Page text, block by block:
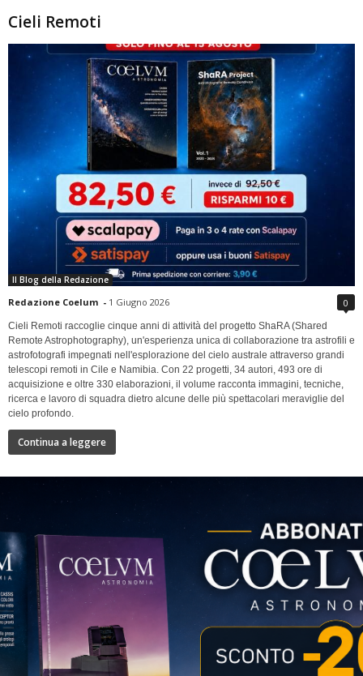
Cieli Remoti
Il Blog della Redazione
Redazione Coelum - 1 Giugno 2026 0
Cieli Remoti raccoglie cinque anni di attività del progetto ShaRA (Shared
Remote Astrophotography), un'esperienza unica di collaborazione tra astrofili e
astrofotografi impegnati nell'esplorazione del cielo australe attraverso grandi
telescopi remoti in Cile e Namibia. Con 22 progetti, 34 autori, 493 ore di
acquisizione e oltre 330 elaborazioni, il volume racconta immagini, tecniche,
ricerca e lavoro di squadra dietro alcune delle più spettacolari meraviglie del
cielo profondo.
Continua a leggere